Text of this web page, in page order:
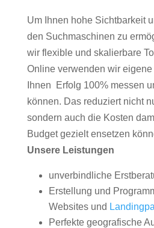
Um Ihnen hohe Sichtbarkeit
den Suchmaschinen zu
wir flexible und skalierbare
Online verwenden wir
Ihnen Erfolg 100% messen
können. Das reduziert nicht
sondern auch die Kosten
Budget gezielt ensetzen
Unsere Leistungen
unverbindliche
Erstellung und
Websites und
Perfekte geografische